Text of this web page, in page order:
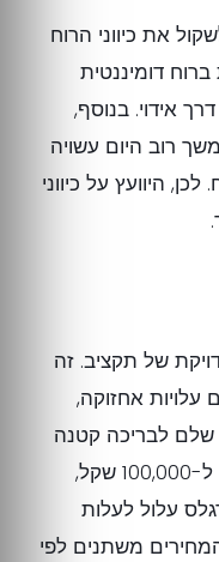
את כיווני הרוח
דומיננטית
אידוי. בנוסף,
רוב היום עשויה
היוועץ על כיווני
של תקציב. זה
עלויות אחזוקה,
שלם לבריכה קטנה
(3×5) בבטון קל להיות בין 50,000 ל-100,000 שקל,
עלול לעלות
משתנים לפי